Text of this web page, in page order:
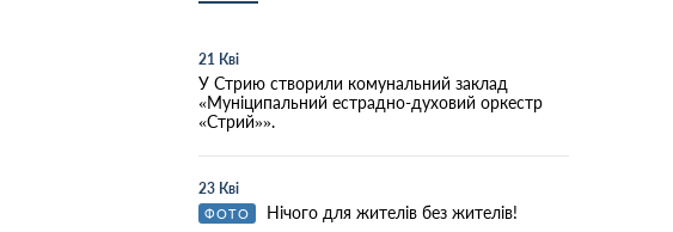
21 Кві
У Стрию створили комунальний заклад
«Муніципальний естрадно-духовий оркестр
«Стрий»».
23 Кві
ФОТО Нічого для жителів без жителів!